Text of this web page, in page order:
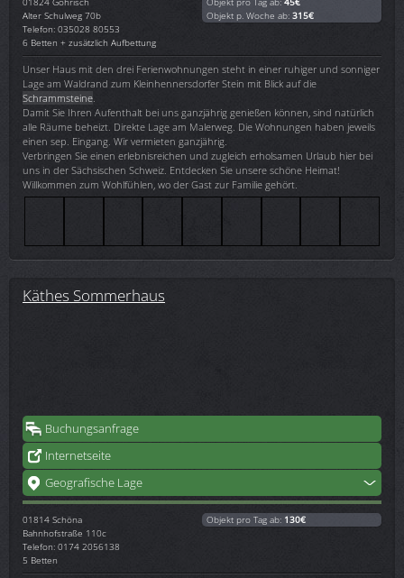
Alter Schulweg 70b
Telefon: 035028 80553
6 Betten + zusätzlich Aufbettung
Objekt p. Woche ab: 315€
Unser Haus mit den drei Ferienwohnungen steht in einer ruhiger und sonniger
Lage am Waldrand zum Kleinhennersdorfer Stein mit Blick auf die
Schrammsteine
Damit Sie Ihren Aufenthalt bei uns ganzjährig genießen können, sind natürlich
alle Räume beheizt. Direkte Lage am Malerweg. Die Wohnungen haben jeweils
einen sep. Eingang. Wir vermieten ganzjährig.
Verbringen Sie einen erlebnisreichen und zugleich erholsamen Urlaub hier bei
uns in der Sächsischen Schweiz. Entdecken Sie unsere schöne Heimat!
Willkommen zum Wohlfühlen, wo der Gast zur Familie gehört.
Käthes Sommerhaus
Buchungsanfrage
Internetseite
Geografische Lage
01814 Schöna
Bahnhofstraße 110c
Telefon: 0174 2056138
5 Betten
Objekt pro Tag ab: 130€